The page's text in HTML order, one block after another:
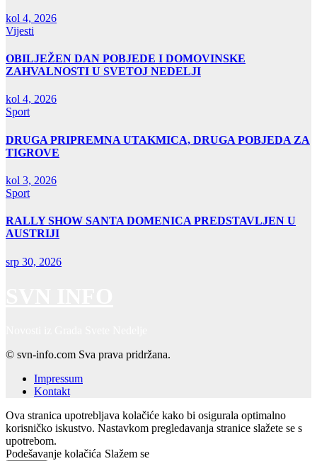
kol 4, 2026
Vijesti
OBILJEŽEN DAN POBJEDE I DOMOVINSKE
ZAHVALNOSTI U SVETOJ NEDELJI
kol 4, 2026
Sport
DRUGA PRIPREMNA UTAKMICA, DRUGA POBJEDA ZA
TIGROVE
kol 3, 2026
Sport
RALLY SHOW SANTA DOMENICA PREDSTAVLJEN U
AUSTRIJI
srp 30, 2026
© svn-info.com Sva prava pridržana.
Impressum
Kontakt
Ova stranica upotrebljava kolačiće kako bi osigurala optimalno
korisničko iskustvo. Nastavkom pregledavanja stranice slažete se s
upotrebom.
Podešavanje kolačića Slažem se